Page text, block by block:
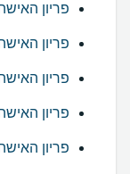
פריון
פריון
פריון
פריון
פריון